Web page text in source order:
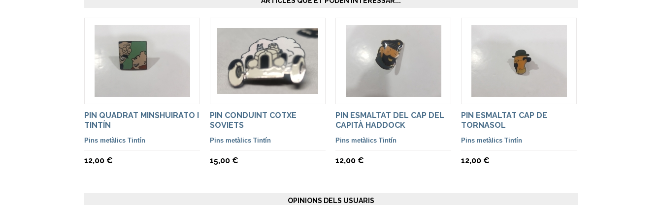
PIN QUADRAT MINSHUIRATO I
TINTÍN
Pins metàlics Tintín
12,00 €
PIN CONDUINT COTXE
SOVIETS
Pins metàlics Tintín
15,00 €
PIN ESMALTAT DEL CAP DEL
CAPITÀ HADDOCK
Pins metàlics Tintín
12,00 €
PIN ESMALTAT CAP DE
TORNASOL
Pins metàlics Tintín
12,00 €
OPINIONS DELS USUARIS